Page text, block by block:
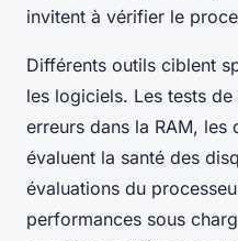
invitent à vérifier le
Différents outils ciblent
les logiciels. Les tests
erreurs dans la RAM,
évaluent la santé des
évaluations du
performances sous